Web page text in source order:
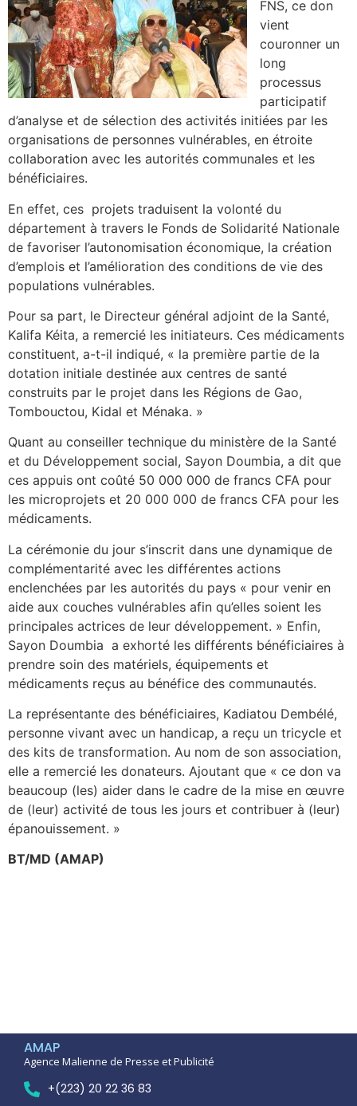
FNS, ce don
vient
couronner un
long
processus
participatif
d’analyse et de sélection des activités initiées par les
organisations de personnes vulnérables, en étroite
collaboration avec les autorités communales et les
bénéficiaires.
En effet, ces projets traduisent la volonté du
département à travers le Fonds de Solidarité Nationale
de favoriser l’autonomisation économique, la création
d’emplois et l’amélioration des conditions de vie des
populations vulnérables.
Pour sa part, le Directeur général adjoint de la Santé,
Kalifa Kéita, a remercié les initiateurs. Ces médicaments
constituent, a-t-il indiqué, « la première partie de la
dotation initiale destinée aux centres de santé
construits par le projet dans les Régions de Gao,
Tombouctou, Kidal et Ménaka. »
Quant au conseiller technique du ministère de la Santé
et du Développement social, Sayon Doumbia, a dit que
ces appuis ont coûté 50 000 000 de francs CFA pour
les microprojets et 20 000 000 de francs CFA pour les
médicaments.
La cérémonie du jour s’inscrit dans une dynamique de
complémentarité avec les différentes actions
enclenchées par les autorités du pays « pour venir en
aide aux couches vulnérables afin qu’elles soient les
principales actrices de leur développement. » Enfin,
Sayon Doumbia a exhorté les différents bénéficiaires à
prendre soin des matériels, équipements et
médicaments reçus au bénéfice des communautés.
La représentante des bénéficiaires, Kadiatou Dembélé,
personne vivant avec un handicap, a reçu un tricycle et
des kits de transformation. Au nom de son association,
elle a remercié les donateurs. Ajoutant que « ce don va
beaucoup (les) aider dans le cadre de la mise en œuvre
de (leur) activité de tous les jours et contribuer à (leur)
épanouissement. »
BT/MD (AMAP)
AMAP
Agence Malienne de Presse et Publicité
+(223) 20 22 36 83